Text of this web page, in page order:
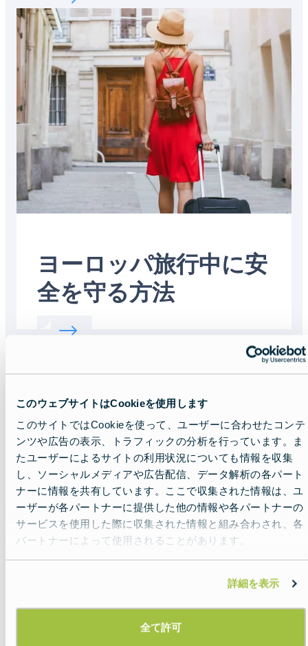
このウェブサイトはCookieを使用します
このサイトではCookieを使って、ユーザーに合わせたコンテ
ンツや広告の表示、トラフィックの分析を行っています。ま
たユーザーによるサイトの利用状況についても情報を収集
し、ソーシャルメディアや広告配信、データ解析の各パート
ナーに情報を共有しています。ここで収集された情報は、ユ
ーザーが各パートナーに提供した他の情報や各パートナーの
サービスを使用した際に収集された情報と組み合わされ、各
パートナーによって使用されることがあります。
詳細を表示
全て許可
Featured
image
ヨーロッパ旅行中に安
全を守る方法
Read more about:
ヨーロッパ通貨完全ガ